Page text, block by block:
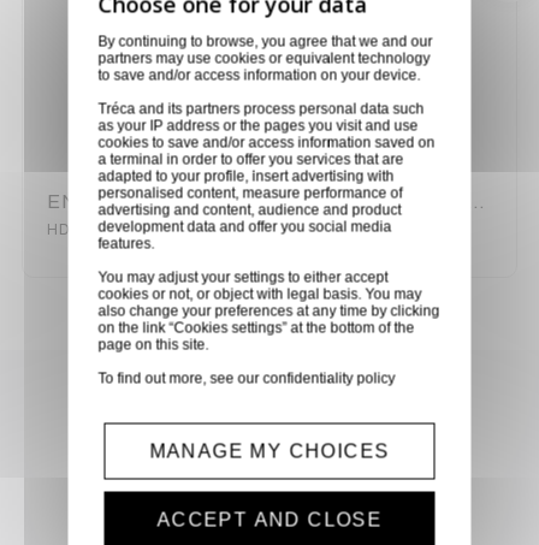
HD10-A MK5
Achetez en toute confiance
By continuing to browse, you agree that we and our
partners may use cookies or equivalent technology
to save and/or access information on your device.
Tréca and its partners process personal data such
as your IP address or the pages you visit and use
cookies to save and/or access information saved on
a terminal in order to offer you services that are
adapted to your profile, insert advertising with
personalised content, measure performance of
advertising and content, audience and product
development data and offer you social media
features.
You may adjust your settings to either accept
cookies or not, or object with legal basis. You may
also change your preferences at any time by clicking
on the link “Cookies settings” at the bottom of the
page on this site.
To find out more, see ourconfidentiality policy
MANAGE MY CHOICES
ACCEPT AND CLOSE